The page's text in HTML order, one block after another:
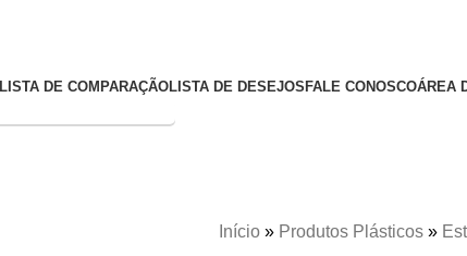
LISTA DE COMPARAÇÃOLISTA DE DESEJOS FALE CONOSCOÁREA
Início » Produtos Plásticos »